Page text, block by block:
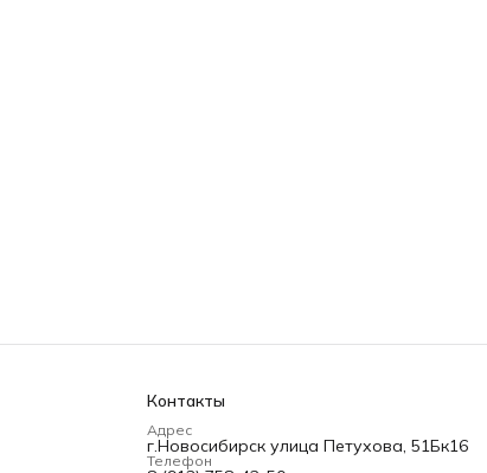
Контакты
Адрес
г.Новосибирск улица Петухова, 51Бк16
Телефон